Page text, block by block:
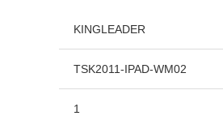
KINGLEADER
TSK2011-IPAD-WM02
1